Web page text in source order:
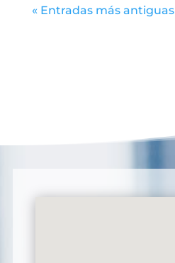
« Entradas más antiguas